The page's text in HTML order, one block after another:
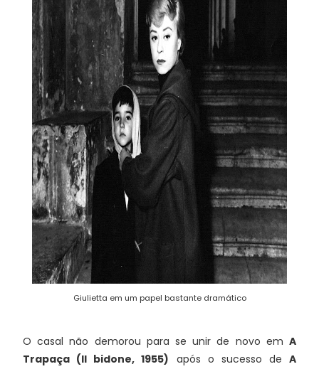
Giulietta em um papel bastante dramático
O casal não demorou para se unir de novo em A
Trapaça (Il bidone, 1955) após o sucesso de A